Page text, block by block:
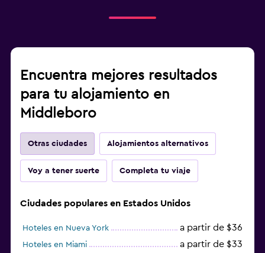
Encuentra mejores resultados
para tu alojamiento en
Middleboro
Otras ciudades Alojamientos alternativos
Voy a tener suerte Completa tu viaje
Ciudades populares en Estados Unidos
Hoteles en Nueva York a partir de $36
Hoteles en Miami a partir de $33